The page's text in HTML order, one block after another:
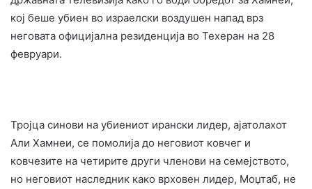
кој беше убиен во израелски воздушен напад врз
неговата официјална резиденција во Техеран на 28
февруари.
Тројца синови на убиениот ирански лидер, ајатолахот
Али Хамнеи, се помолија до неговиот ковчег и
ковчезите на четирите други членови на семејството,
но неговиот наследник како врховен лидер, Моџтаб, не